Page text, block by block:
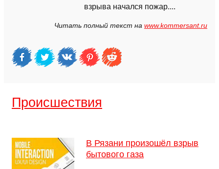
взрыва начался пожар....
Читать полный текст на www.kommersant.ru
Происшествия
В Рязани произошёл взрыв
бытового газа